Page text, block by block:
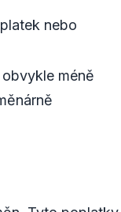
nebo
méně